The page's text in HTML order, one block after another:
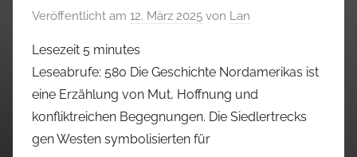
Veröffentlicht am 12. März 2025 von Lan
Lesezeit 5 minutes
Leseabrufe: 580 Die Geschichte Nordamerikas ist
eine Erzählung von Mut, Hoffnung und
konfliktreichen Begegnungen. Die Siedlertrecks
gen Westen symbolisierten für